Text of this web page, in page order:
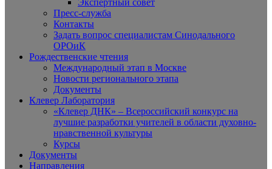
Экспертный совет
Пресс-служба
Контакты
Задать вопрос специалистам Синодального
ОРОиК
Рождественские чтения
Международный этап в Москве
Новости регионального этапа
Документы
Клевер Лаборатория
«Клевер ДНК» – Всероссийский конкурс на
лучшие разработки учителей в области духовно-
нравственной культуры
Курсы
Документы
Направления